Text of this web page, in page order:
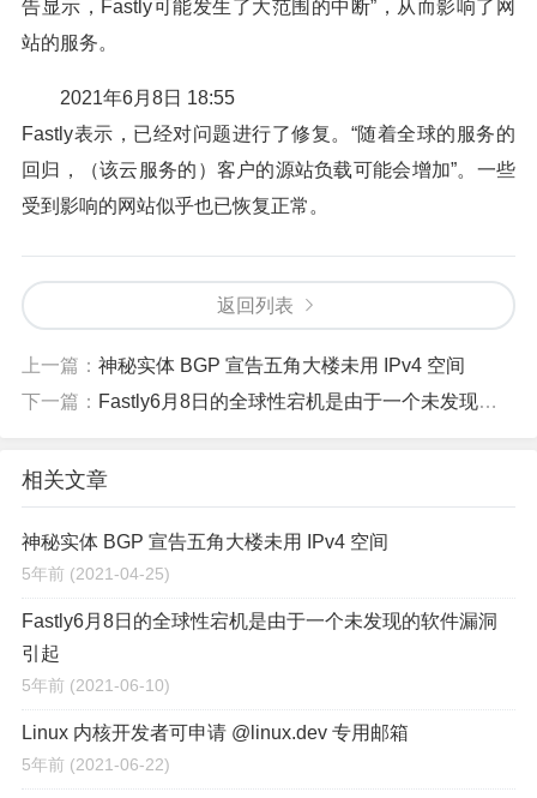
告显示，Fastly可能发生了大范围的中断”，从而影响了网
站的服务。
2021年6月8日 18:55
Fastly表示，已经对问题进行了修复。“随着全球的服务的
回归，（该云服务的）客户的源站负载可能会增加”。一些
受到影响的网站似乎也已恢复正常。
返回列表
上一篇： 神秘实体 BGP 宣告五角大楼未用 IPv4 空间
下一篇： Fastly6月8日的全球性宕机是由于一个未发现的软件漏洞引起
相关文章
神秘实体 BGP 宣告五角大楼未用 IPv4 空间
5年前 (2021-04-25)
Fastly6月8日的全球性宕机是由于一个未发现的软件漏洞
引起
5年前 (2021-06-10)
Linux 内核开发者可申请 @linux.dev 专用邮箱
5年前 (2021-06-22)